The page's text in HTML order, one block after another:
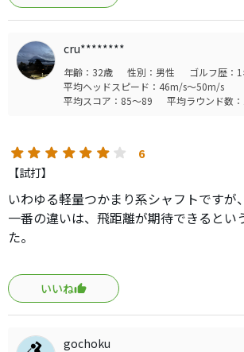
と思います。
cru********
年齢：32歳 性別：男性
ゴルフ歴：
平均ヘッドスピード：46m/s～50m/s
平均スコア：85～89
平均ラウンド数
6
【試打】
いわゆる軽量つかまり系シャフトですが
一番の違いは、飛距離が期待できるとい
た。
つかまり系のシャフトはインパクト時に
なのですが、こちらは変な挙動がなく自
ローする感覚でした。
ドローで攻めたい方、飛距離を稼ぎたい
す。
いいね
gochoku